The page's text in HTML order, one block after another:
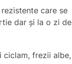
care se
dar și la o zi de
frezii albe,